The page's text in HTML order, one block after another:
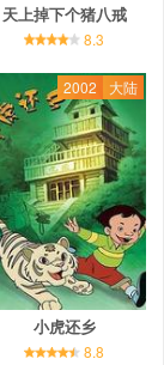
天上掉下个猪八戒
8.3
2002 大陆
小虎还乡
8.8